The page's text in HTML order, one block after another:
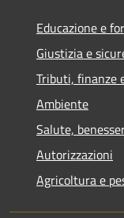
Educazione e
Giustizia e
Tributi, finanze
Ambiente
Salute,
Autorizzazioni
Agricoltura e